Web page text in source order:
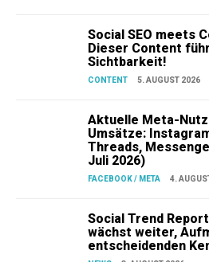
Social SEO meets
Dieser Content
Sichtbarkeit!
CONTENT 5. AUGUST 2026
Aktuelle Meta-
Umsätze:
Threads,
Juli 2026)
FACEBOOK / META 4.
Social Trend
wächst weiter,
entscheidenden